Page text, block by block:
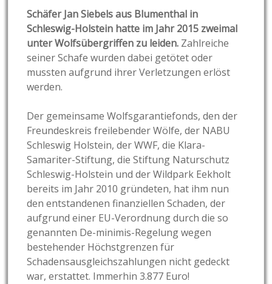
Schäfer Jan Siebels aus Blumenthal in
Schleswig-Holstein hatte im Jahr 2015 zweimal
unter Wolfsübergriffen zu leiden. Zahlreiche
seiner Schafe wurden dabei getötet oder
mussten aufgrund ihrer Verletzungen erlöst
werden.
Der gemeinsame Wolfsgarantiefonds, den der
Freundeskreis freilebender Wölfe, der NABU
Schleswig Holstein, der WWF, die Klara-
Samariter-Stiftung, die Stiftung Naturschutz
Schleswig-Holstein und der Wildpark Eekholt
bereits im Jahr 2010 gründeten, hat ihm nun
den entstandenen finanziellen Schaden, der
aufgrund einer EU-Verordnung durch die so
genannten De-minimis-Regelung wegen
bestehender Höchstgrenzen für
Schadensausgleichszahlungen nicht gedeckt
war, erstattet. Immerhin 3.877 Euro!